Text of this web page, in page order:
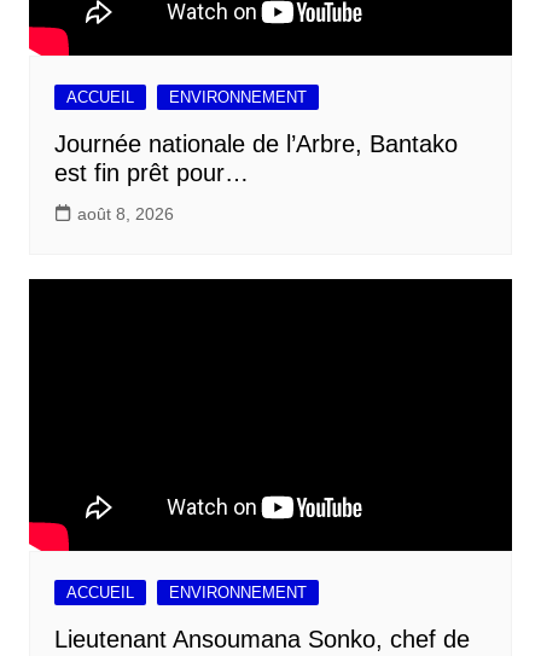
ACCUEIL ENVIRONNEMENT
Journée nationale de l’Arbre, Bantako
est fin prêt pour…
août 8, 2026
ACCUEIL ENVIRONNEMENT
Lieutenant Ansoumana Sonko, chef de